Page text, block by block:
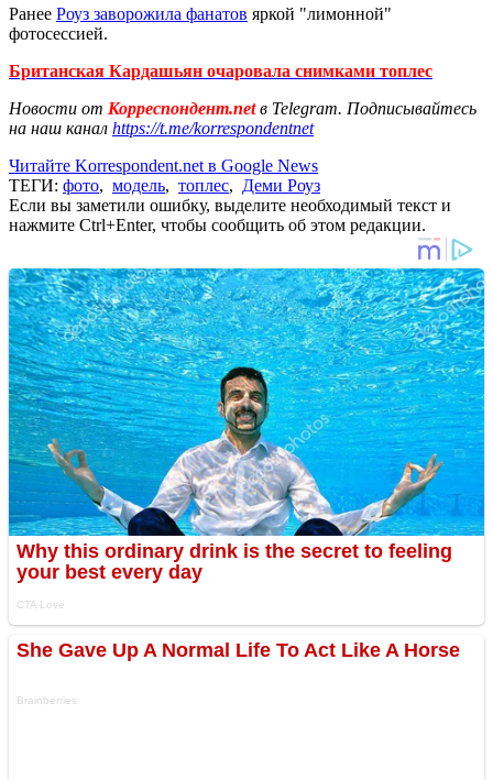
Ранее Роуз заворожила фанатов яркой "лимонной"
фотосессией.
Британская Кардашьян очаровала снимками топлес
Новости от Корреспондент.netв Telegram. Подписывайтесь
на наш канал https://t.me/korrespondentnet
Читайте Korrespondent.net в Google News
ТЕГИ: фото, модель, топлес, Деми Роуз
Если вы заметили ошибку, выделите необходимый текст и
нажмите Ctrl+Enter, чтобы сообщить об этом редакции.